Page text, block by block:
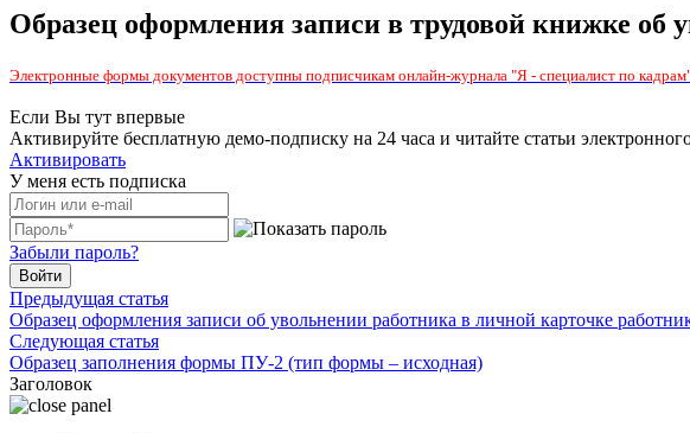
Образец оформления записи в трудовой книжке об
Электронные формы документов доступны подписчикам онлайн-журнала "Я - специалист по
Если Вы тут впервые
Активируйте бесплатную демо-подписку на 24 часа и читайте статьи
Активировать
У меня есть подписка
Забыли пароль?
Войти
Предыдущая статья
Образец оформления записи об увольнении работника в личной карточке
Следующая статья
Образец заполнения формы ПУ-2 (тип формы – исходная)
Заголовок